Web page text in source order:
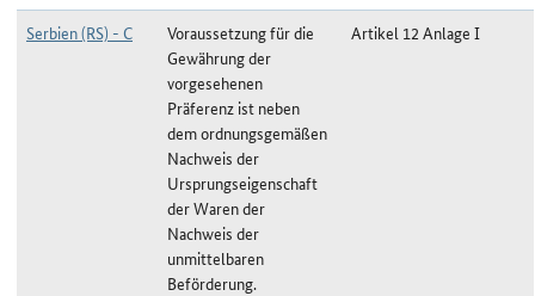
Serbien (RS) - C
Voraussetzung für die
Gewährung der
vorgesehenen
Präferenz ist neben
dem ordnungsgemäßen
Nachweis der
Ursprungseigenschaft
der Waren der
Nachweis der
unmittelbaren
Beförderung.
Artikel 12 Anlage I